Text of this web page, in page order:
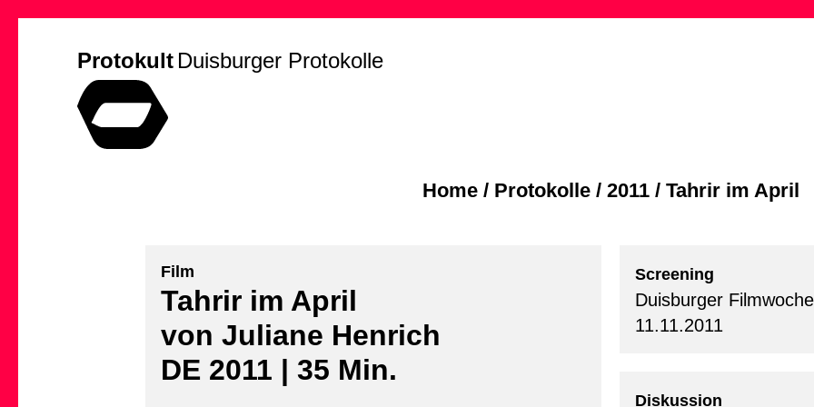
Protokult Duisburger Protokolle
Home/ Protokolle/ 2011/ Tahrir im April
Film
Tahrir im April
von Juliane Henrich
DE 2011 | 35 Min.
Screening
Duisburger
11.11.2011
Diskussion